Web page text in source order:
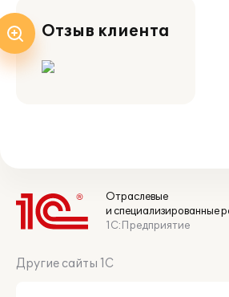
Отзыв клиента
Отраслевые
и специализированные
1С:Предприятие
Другие сайты 1С